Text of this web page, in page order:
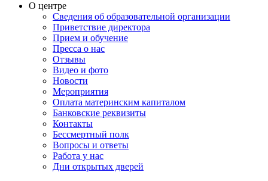
О центре
Сведения об образовательной организации
Приветствие директора
Прием и обучение
Пресса о нас
Отзывы
Видео и фото
Новости
Мероприятия
Оплата материнским капиталом
Банковские реквизиты
Контакты
Бессмертный полк
Вопросы и ответы
Работа у нас
Дни открытых дверей